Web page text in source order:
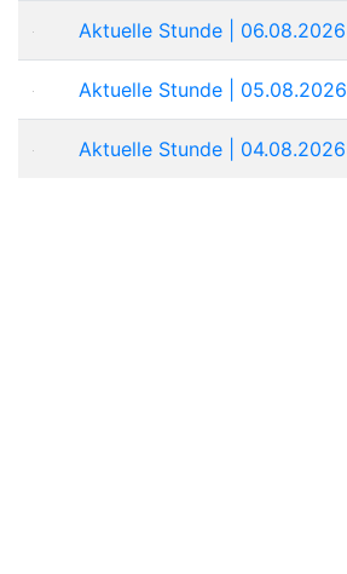
Aktuelle Stunde | 06.08.2026
Aktuelle Stunde | 05.08.2026
Aktuelle Stunde | 04.08.2026